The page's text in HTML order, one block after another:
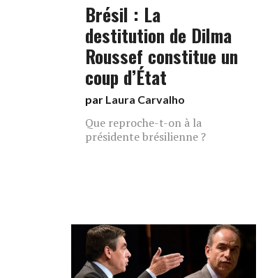
Brésil : La
destitution de Dilma
Roussef constitue un
coup d’État
par Laura Carvalho
Que reproche-t-on à la
présidente brésilienne ?